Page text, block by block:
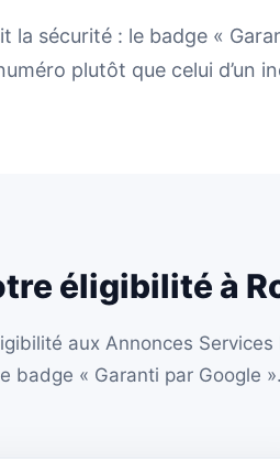
sécurité : le badge «
plutôt que celui d’un
éligibilité à
aux Annonces
badge « Garanti par Google ».